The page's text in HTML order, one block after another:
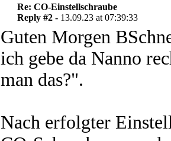
Re: CO-Einstellschraube
Reply #2 - 13.09.23 at 07:39:33
Guten Morgen
ich gebe da Nanno
man das?".
Nach erfolgter